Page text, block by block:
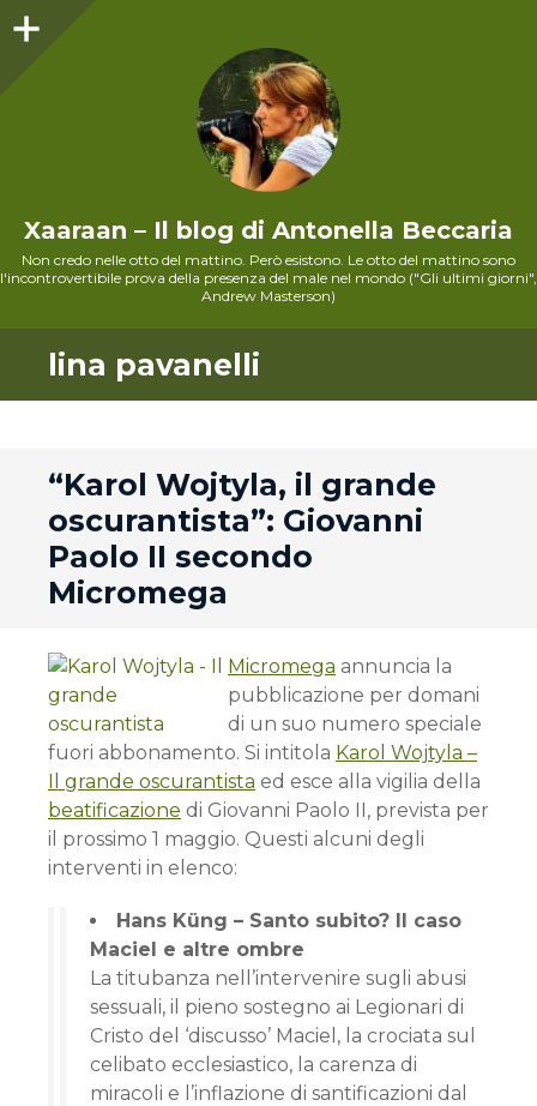
Xaaraan – Il blog di Antonella Beccaria
Non credo nelle otto del mattino. Però esistono. Le otto del mattino sono
l'incontrovertibile prova della presenza del male nel mondo ("Gli ultimi giorni",
Andrew Masterson)
lina pavanelli
“Karol Wojtyla, il grande
oscurantista”: Giovanni
Paolo II secondo
Micromega
Micromega annuncia la
pubblicazione per domani
di un suo numero speciale
fuori abbonamento. Si intitola Karol Wojtyla –
Il grande oscurantista ed esce alla vigilia della
beatificazione di Giovanni Paolo II, prevista per
il prossimo 1 maggio. Questi alcuni degli
interventi in elenco:
Hans Küng – Santo subito? Il caso
Maciel e altre ombre
La titubanza nell’intervenire sugli abusi
sessuali, il pieno sostegno ai Legionari di
Cristo del ‘discusso’ Maciel, la crociata sul
celibato ecclesiastico, la carenza di
miracoli e l’inflazione di santificazioni dal